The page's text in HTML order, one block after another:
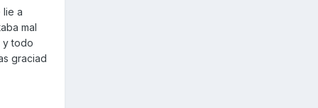
lie a
mal
y todo
graciad